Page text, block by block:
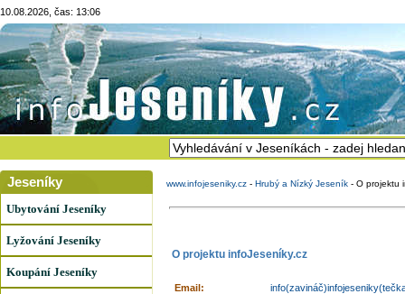
10.08.2026, čas: 13:06
Jeseníky
Ubytování Jeseníky
Lyžování Jeseníky
Koupání Jeseníky
www.infojeseniky.cz - Hrubý a Nízký Jeseník - O projektu
O projektu infoJeseníky.cz
Email: